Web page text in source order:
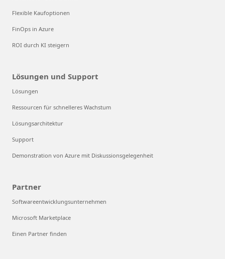
Flexible Kaufoptionen
FinOps in Azure
ROI durch KI steigern
Lösungen und Support
Lösungen
Ressourcen für schnelleres Wachstum
Lösungsarchitektur
Support
Demonstration von Azure mit Diskussionsgelegenheit
Partner
Softwareentwicklungsunternehmen
Microsoft Marketplace
Einen Partner finden